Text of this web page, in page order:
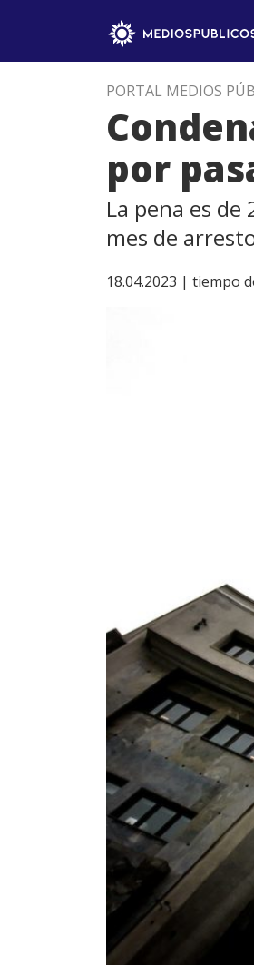
PORTAL MEDIOS
por
La pena es
mes de
18.04.2023 | tiempo